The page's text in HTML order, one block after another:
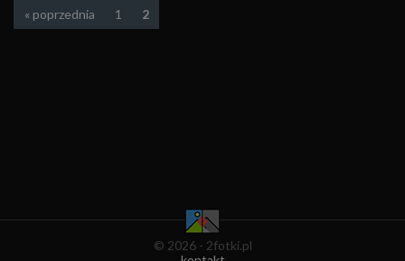
« poprzednia 1 2
© 2026 - 2fotki.pl